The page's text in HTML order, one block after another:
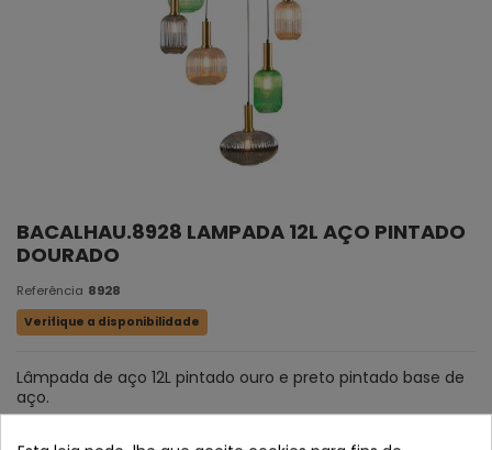
BACALHAU.8928 LAMPADA 12L AÇO PINTADO
DOURADO
Referência 8928
Verifique a disponibilidade
Lâmpada de aço 12L pintado ouro e preto pintado base de
aço.